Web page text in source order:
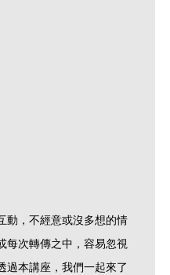
動，不經意或沒多想的情
每次轉傳之中，容易忽視
過本講座，我們一起來了